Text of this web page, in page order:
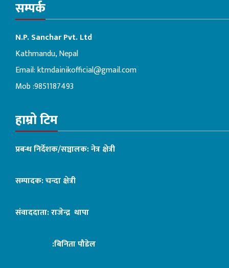
सम्पर्क
N.P. Sanchar Pvt. Ltd
Kathmandu, Nepal
Email:ktmdainikofficial@gmail.com
Mob :9851187493
हाम्रो टिम
प्रबन्ध निर्देशक/सञ्चालक: नेत्र क्षेत्री
सम्पादक: चन्दा क्षेत्री
संवाददाता: राजेन्द्र थापा
:बिनिता पौडेल